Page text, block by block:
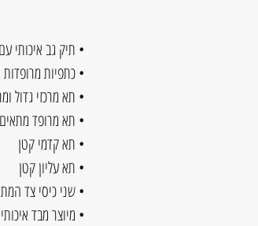
• תיק גב איכותי
• כתפיות
• תא מרכזי גדול
• תא מרופד
• תא קדמי קטן
• תא עליון קטן
• שני כיסי צד
• מיוצר מבד